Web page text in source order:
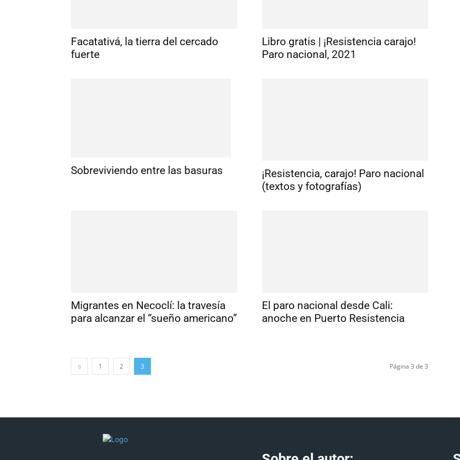
Facatativá, la tierra del cercado
fuerte
Libro gratis | ¡Resistencia carajo!
Paro nacional, 2021
Sobreviviendo entre las basuras
¡Resistencia, carajo! Paro nacional
(textos y fotografías)
Migrantes en Necoclí: la travesía
para alcanzar el “sueño americano”
El paro nacional desde Cali:
anoche en Puerto Resistencia
1 2 3 Página 3 de 3